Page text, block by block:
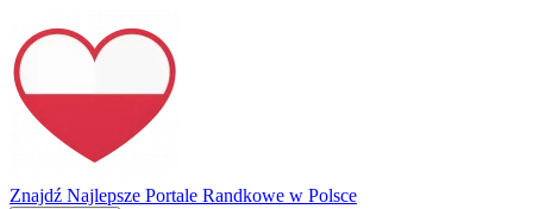
Znajdź Najlepsze Portale Randkowe w Polsce